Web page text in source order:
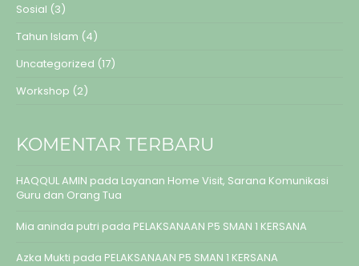
Sosial (3)
Tahun Islam (4)
Uncategorized (17)
Workshop (2)
KOMENTAR TERBARU
HAQQUL AMIN pada Layanan Home Visit, Sarana Komunikasi
Guru dan Orang Tua
Mia aninda putri pada PELAKSANAAN P5 SMAN 1 KERSANA
Azka Mukti pada PELAKSANAAN P5 SMAN 1 KERSANA